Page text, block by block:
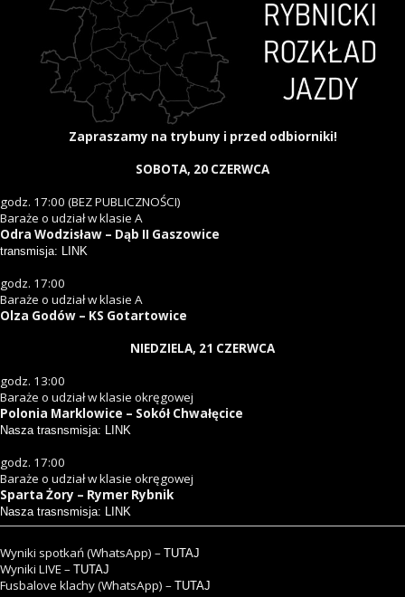
Zapraszamy na trybuny i przed odbiorniki!
SOBOTA, 20 CZERWCA
godz. 17:00 (BEZ PUBLICZNOŚCI)
Baraże o udział w klasie A
Odra Wodzisław – Dąb II Gaszowice
transmisja: LINK
godz. 17:00
Baraże o udział w klasie A
Olza Godów – KS Gotartowice
NIEDZIELA, 21 CZERWCA
godz. 13:00
Baraże o udział w klasie okręgowej
Polonia Marklowice – Sokół Chwałęcice
Nasza trasnsmisja: LINK
godz. 17:00
Baraże o udział w klasie okręgowej
Sparta Żory – Rymer Rybnik
Nasza trasnsmisja: LINK
Wyniki spotkań (WhatsApp) – TUTAJ
Wyniki LIVE – TUTAJ
Fusbalove klachy (WhatsApp) – TUTAJ